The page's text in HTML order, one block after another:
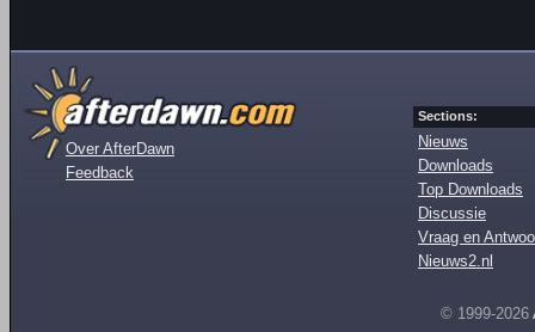
Over AfterDawn
Feedback
Sections:
Nieuws
Downloads
Top Downloads
Discussie
Vraag en
Nieuws2.nl
© 1999-2026